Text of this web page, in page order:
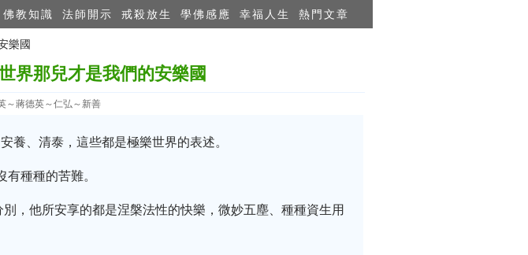
佛教知識 法師開示 戒殺放生 學佛感應 幸福人生 熱門文章
樂國
界那兒才是我們的安樂國
～蔣德英～仁弘～新善
養、清泰，這些都是極樂世界的表述。
種種的苦難。
，他所安享的都是涅槃法性的快樂，微妙五塵、種種資生用